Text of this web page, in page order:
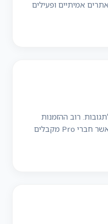
אמיתיים ופעילים
רוב ההזמנות
מסתיימות תוך 7-14 ימים, כאשר חברי Pro מקבלים